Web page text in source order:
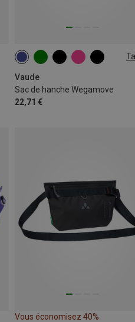
Vaude
Sac de hanche Wegamove
22,71 €
2L
Vous économisez 40%